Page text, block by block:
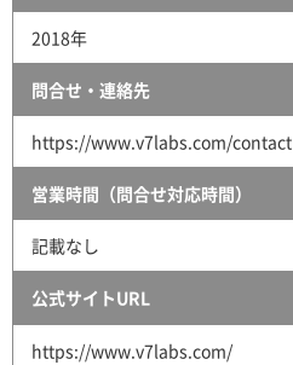
2018年
問合せ・連絡先
https://www.v7labs.com/contact
営業時間（問合せ対応時間）
記載なし
公式サイトURL
https://www.v7labs.com/